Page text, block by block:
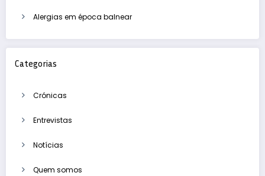
Alergias em época balnear
Categorias
Crónicas
Entrevistas
Notícias
Quem somos